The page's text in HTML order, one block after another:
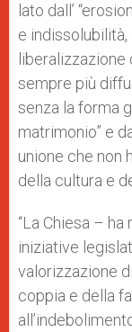
lato dall’
e
sempre più
senza la forma
matrimonio” e
unione che non
della cultura e
“La Chiesa –
iniziative
valorizzazione
coppia e della